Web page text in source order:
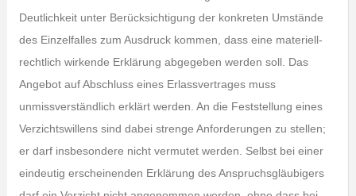
Deutlichkeit unter Berücksichtigung der konkreten Umstände
des Einzelfalles zum Ausdruck kommen, dass eine materiell-
rechtlich wirkende Erklärung abgegeben werden soll. Das
Angebot auf Abschluss eines Erlassvertrages muss
unmissverständlich erklärt werden. An die Feststellung eines
Verzichtswillens sind dabei strenge Anforderungen zu stellen;
er darf insbesondere nicht vermutet werden. Selbst bei einer
eindeutig erscheinenden Erklärung des Anspruchsgläubigers